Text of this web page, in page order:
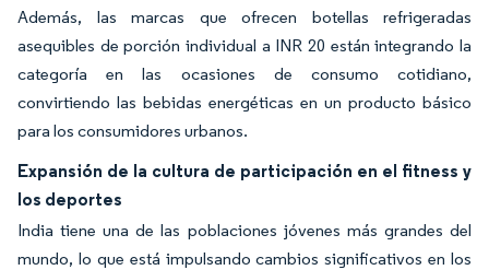
Además, las marcas que ofrecen botellas refrigeradas
asequibles de porción individual a INR 20 están integrando la
categoría en las ocasiones de consumo cotidiano,
convirtiendo las bebidas energéticas en un producto básico
para los consumidores urbanos.
Expansión de la cultura de participación en el fitness y
los deportes
India tiene una de las poblaciones jóvenes más grandes del
mundo, lo que está impulsando cambios significativos en los